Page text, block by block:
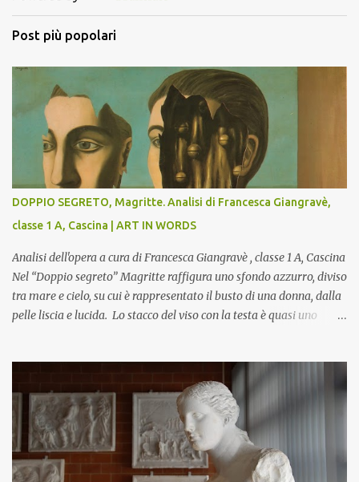
Post più popolari
DOPPIO SEGRETO, Magritte. Analisi di Francesca Giangravè,
classe 1 A, Cascina | ART IN WORDS
Analisi dell'opera a cura di Francesca Giangravè , classe 1 A, Cascina
Nel “Doppio segreto” Magritte raffigura uno sfondo azzurro, diviso
tra mare e cielo, su cui è rappresentato il busto di una donna, dalla
pelle liscia e lucida. Lo stacco del viso con la testa è quasi uno
un motivo che Magritte propone frequentemente nelle sue opere,
che in questo caso assumono un aspetto minaccioso, come se si
trattasse di un qualcosa di malinconico, sia per il colore che per la
consistenza del materiale. L’enigma che reca l’immagine, un volto
staccato, con uno sguardo fisso, il cui non si capisce se esso è un
uomo una donna, con l’espressione rigida. Magritte, il maestro